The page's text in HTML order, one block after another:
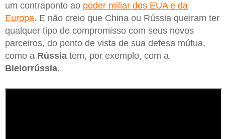
um contraponto ao poder miliar dos EUA e da
Europa. E não creio que China ou Rússia queiram ter
qualquer tipo de compromisso com seus novos
parceiros, do ponto de vista de sua defesa mútua,
como a Rússia tem, por exemplo, com a
Bielorrússia.